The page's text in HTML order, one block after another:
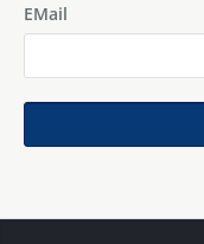
EMail